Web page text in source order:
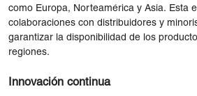
como Europa, Norteamérica y Asia. Esta
colaboraciones con distribuidores y
garantizar la disponibilidad de los
regiones.
Innovación continua